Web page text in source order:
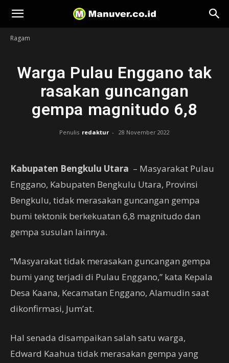
Manuver
Ragam
Warga Pulau Enggano tak
rasakan guncangan
gempa magnitudo 6,8
Penulis redaktur - 28 November 2022
Kabupaten Bengkulu Utara – Masyarakat Pulau
Enggano, Kabupaten Bengkulu Utara, Provinsi
Bengkulu, tidak merasakan guncangan gempa
bumi tektonik berkekuatan 6,8 magnitudo dan
gempa susulan lainnya.
“Masyarakat tidak merasakan guncangan gempa
bumi yang terjadi di Pulau Enggano,” kata Kepala
Desa Kaana, Kecamatan Enggano, Alamudin saat
dikonfirmasi, Jum’at.
Hal senada disampaikan salah satu warga,
Edward Kaahua tidak merasakan gempa yang